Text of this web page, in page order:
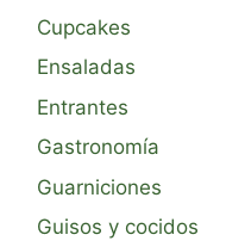
Cupcakes
Ensaladas
Entrantes
Gastronomía
Guarniciones
Guisos y cocidos